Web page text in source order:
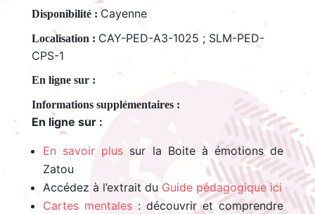
Disponibilité : Cayenne
Localisation : CAY-PED-A3-1025 ; SLM-PED-
CPS-1
En ligne sur :
En ligne sur :
En savoir plus sur la Boite à émotions de
Zatou
Accédez à l’extrait du Guide pédagogique ici
Cartes mentales: découvrir et comprendre